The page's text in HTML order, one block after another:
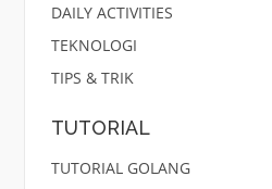
DAILY ACTIVITIES
TEKNOLOGI
TIPS & TRIK
TUTORIAL
TUTORIAL GOLANG